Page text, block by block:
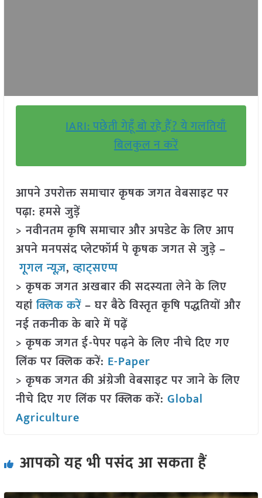
IARI: पछेती गेहूँ बो रहे हैं? ये गलतियाँ
बिलकुल न करें
आपने उपरोक्त समाचार कृषक जगत वेबसाइट पर
पढ़ा: हमसे जुड़ें
> नवीनतम कृषि समाचार और अपडेट के लिए आप
अपने मनपसंद प्लेटफॉर्म पे कृषक जगत से जुड़े –
गूगल न्यूज़,व्हाट्सएप्प
> कृषक जगत अखबार की सदस्यता लेने के लिए
यहांक्लिक करें– घर बैठे विस्तृत कृषि पद्धतियों और
नई तकनीक के बारे में पढ़ें
> कृषक जगत ई-पेपर पढ़ने के लिए नीचे दिए गए
लिंक पर क्लिक करें: E-Paper
> कृषक जगत की अंग्रेजी वेबसाइट पर जाने के लिए
नीचे दिए गए लिंक पर क्लिक करें: Global
Agriculture
आपको यह भी पसंद आ सकता हैं